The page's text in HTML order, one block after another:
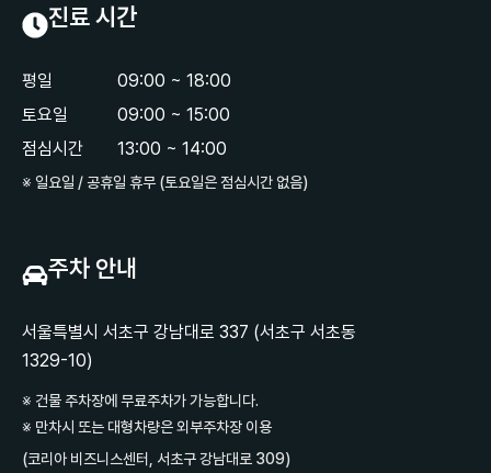
진료 시간
평일
토요일
점심시간
09:00 ~ 18:00
09:00 ~ 15:00
13:00 ~ 14:00
※ 일요일 / 공휴일 휴무 (토요일은 점심시간 없음)
주차 안내
서울특별시 서초구 강남대로 337 (서초구 서초동
1329-10)
※ 건물 주차장에 무료주차가 가능합니다.
※ 만차시 또는 대형차량은 외부주차장 이용
(코리아 비즈니스센터, 서초구 강남대로 309)